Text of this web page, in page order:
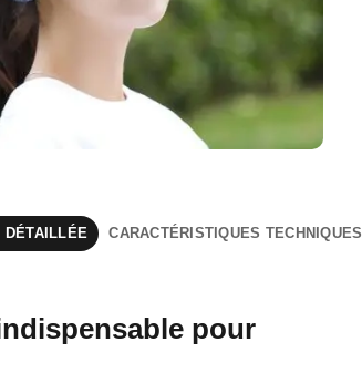
DÉTAILLÉE CARACTÉRISTIQUES TECHNIQUES
pour